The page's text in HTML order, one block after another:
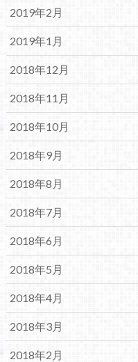
2019年2月
2019年1月
2018年12月
2018年11月
2018年10月
2018年9月
2018年8月
2018年7月
2018年6月
2018年5月
2018年4月
2018年3月
2018年2月